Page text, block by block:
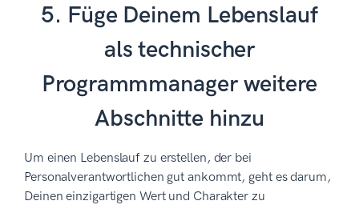
5. Füge Deinem Lebenslauf
als technischer
Programmmanager weitere
Abschnitte hinzu
Um einen Lebenslauf zu erstellen, der bei
Personalverantwortlichen gut ankommt, geht es darum,
Deinen einzigartigen Wert und Charakter zu